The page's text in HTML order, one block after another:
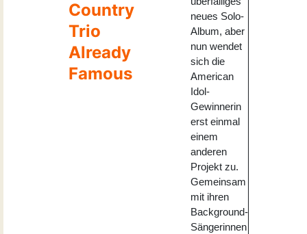
Country
Trio
Already
Famous
neues Solo-
Album, aber
nun wendet
sich die
American
Idol-
Gewinnerin
erst einmal
einem
anderen
Projekt zu.
Gemeinsam
mit ihren
Background-
Sängerinnen